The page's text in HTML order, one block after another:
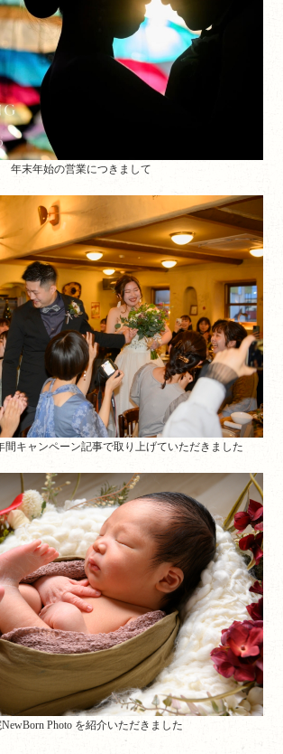
年末年始の営業につきまして
キャンペーン記事で取り上げていただきました
Photo を紹介いただきました